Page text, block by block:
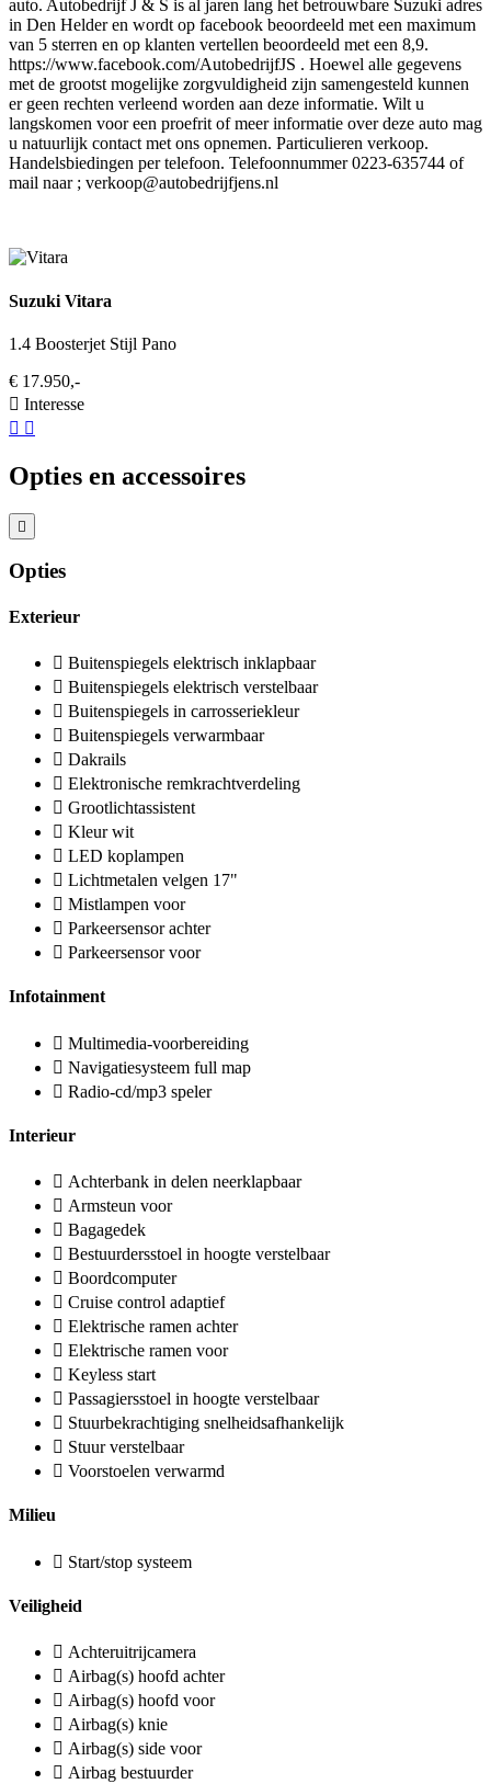
auto. Autobedrijf J & S is al jaren lang het betrouwbare Suzuki adres
in Den Helder en wordt op facebook beoordeeld met een maximum
van 5 sterren en op klanten vertellen beoordeeld met een 8,9.
https://www.facebook.com/AutobedrijfJS . Hoewel alle gegevens
met de grootst mogelijke zorgvuldigheid zijn samengesteld kunnen
er geen rechten verleend worden aan deze informatie. Wilt u
langskomen voor een proefrit of meer informatie over deze auto mag
u natuurlijk contact met ons opnemen. Particulieren verkoop.
Handelsbiedingen per telefoon. Telefoonnummer 0223-635744 of
mail naar ; verkoop@autobedrijfjens.nl
Suzuki Vitara
1.4 Boosterjet Stijl Pano
€ 17.950,-
Interesse
Opties en accessoires
Opties
Exterieur
Buitenspiegels elektrisch inklapbaar
Buitenspiegels elektrisch verstelbaar
Buitenspiegels in carrosseriekleur
Buitenspiegels verwarmbaar
Dakrails
Elektronische remkrachtverdeling
Grootlichtassistent
Kleur wit
LED koplampen
Lichtmetalen velgen 17"
Mistlampen voor
Parkeersensor achter
Parkeersensor voor
Infotainment
Multimedia-voorbereiding
Navigatiesysteem full map
Radio-cd/mp3 speler
Interieur
Achterbank in delen neerklapbaar
Armsteun voor
Bagagedek
Bestuurdersstoel in hoogte verstelbaar
Boordcomputer
Cruise control adaptief
Elektrische ramen achter
Elektrische ramen voor
Keyless start
Passagiersstoel in hoogte verstelbaar
Stuurbekrachtiging snelheidsafhankelijk
Stuur verstelbaar
Voorstoelen verwarmd
Milieu
Start/stop systeem
Veiligheid
Achteruitrijcamera
Airbag(s) hoofd achter
Airbag(s) hoofd voor
Airbag(s) knie
Airbag(s) side voor
Airbag bestuurder